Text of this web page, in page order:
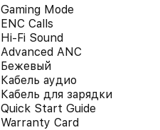
Gaming Mode
ENC Calls
Hi-Fi Sound
Advanced ANC
Бежевый
Кабель аудио
Кабель для зарядки
Quick Start Guide
Warranty Card